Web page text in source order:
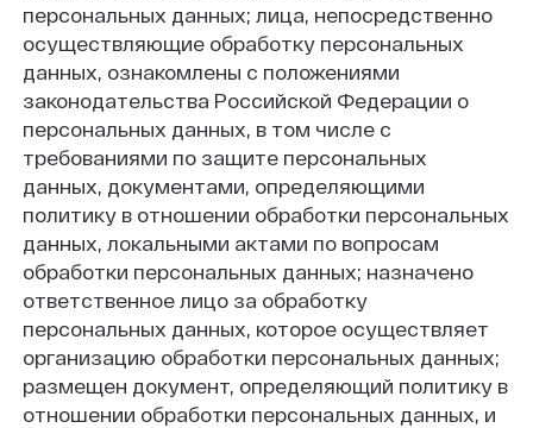
персональных данных; лица, непосредственно
осуществляющие обработку персональных
данных, ознакомлены с положениями
законодательства Российской Федерации о
персональных данных, в том числе с
требованиями по защите персональных
данных, документами, определяющими
политику в отношении обработки персональных
данных, локальными актами по вопросам
обработки персональных данных; назначено
ответственное лицо за обработку
персональных данных, которое осуществляет
организацию обработки персональных данных;
размещен документ, определяющий политику в
отношении обработки персональных данных, и